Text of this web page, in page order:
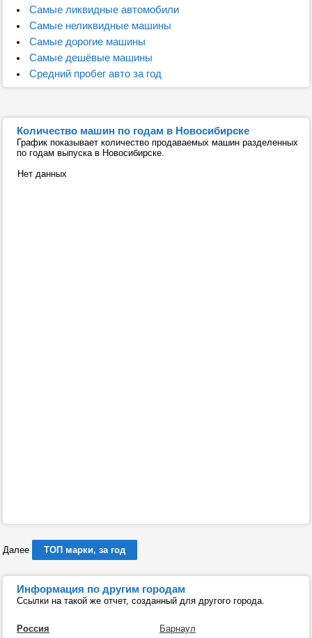
Самые ликвидные автомобили
Самые неликвидные машины
Самые дорогие машины
Самые дешёвые машины
Средний пробег авто за год
Количество машин по годам в Новосибирске
График показывает количество продаваемых машин разделенных
по годам выпуска в Новосибирске.
Нет данных
Далее ТОП марки, за год
Информация по другим городам
Ссылки на такой же отчет, созданный для другого города.
Россия Барнаул